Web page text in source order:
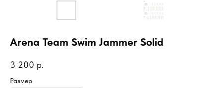
Arena Team Swim Jammer Solid
3 200 р.
Размер